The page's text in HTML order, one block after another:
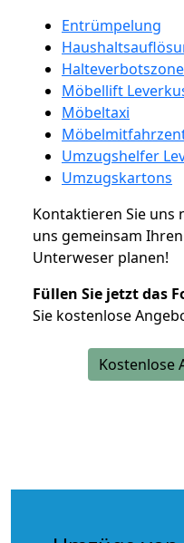
Entrümpelung
Möbellift
Möbeltaxi
Umzugshelfer
Umzugskartons
Kontaktieren Sie uns
uns gemeinsam
Unterweser planen!
Füllen Sie jetzt das
Sie kostenlose
Kostenlose